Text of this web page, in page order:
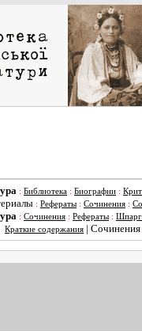
: Библиотека : Биографии :
: Рефераты : Сочинения :
: Сочинения : Рефераты :
Краткие содержания | Сочинения